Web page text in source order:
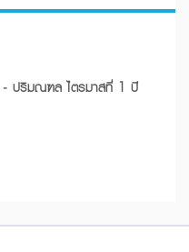
- ปริมณฑล ไตรมาสที่ 1 ปี